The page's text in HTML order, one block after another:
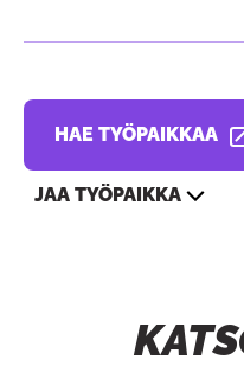
HAE TYÖPAIKKAA
AVAUTUU UUDESSA
JAA TYÖPAIKKA